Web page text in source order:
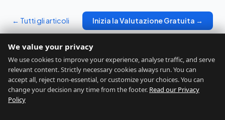
← Tutti gli articoli Inizia la Valutazione Gratuita →
GIBRALTAR RELOCATION
We value your privacy
We use cookies to improve your experience, analyse traffic, and serve
relevant content. Strictly necessary cookies always run. You can
accept all, reject non-essential, or customize your choices. You can
change your decision any time from the footer. Read our Privacy
Policy